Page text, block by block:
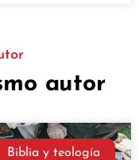
autor
Biblia y teología